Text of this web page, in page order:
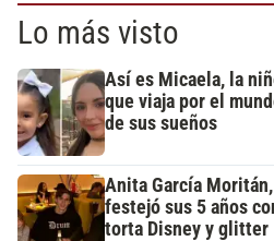
Lo más visto
Así es Micaela, la
que viaja por el
de sus sueños
Anita García
festejó sus 5 años
torta Disney y glitter